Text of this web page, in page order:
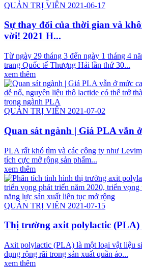
QUẢN TRỊ VIÊN 2021-06-17
Sự thay đổi của thời gian và
vời! 2021 H...
Từ ngày 29 tháng 3 đến ngày 1 tháng 4
trang Quốc tế Thượng Hải lần thứ 30...
xem thêm
QUẢN TRỊ VIÊN 2021-07-02
Quan sát ngành | Giá PLA vẫn
PLA rất khó tìm và các công ty như
tích cực mở rộng sản phẩm...
xem thêm
QUẢN TRỊ VIÊN 2021-07-15
Thị trường axit polylactic (PLA)
Axit polylactic (PLA) là một loại vật liệu
dụng rộng rãi trong sản xuất quần áo...
xem thêm